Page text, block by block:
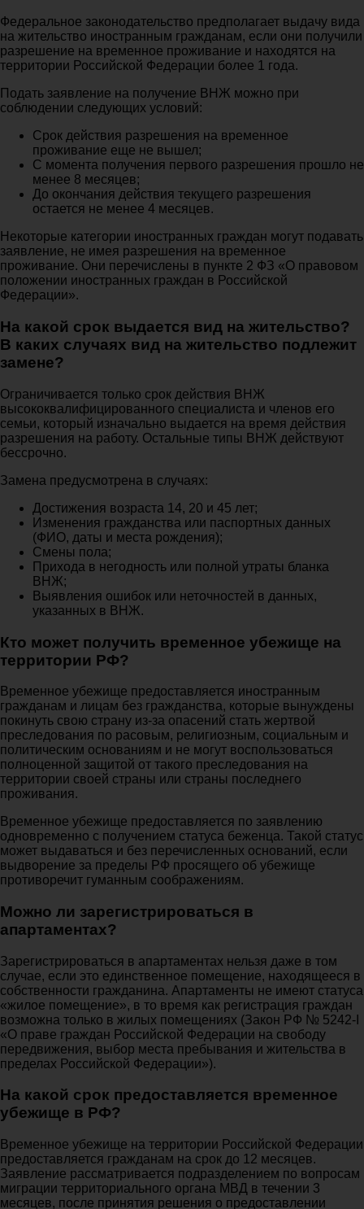
Федеральное законодательство предполагает выдачу вида
на жительство иностранным гражданам, если они получили
разрешение на временное проживание и находятся на
территории Российской Федерации более 1 года.
Подать заявление на получение ВНЖ можно при
соблюдении следующих условий:
Срок действия разрешения на временное
проживание еще не вышел;
С момента получения первого разрешения прошло не
менее 8 месяцев;
До окончания действия текущего разрешения
остается не менее 4 месяцев.
Некоторые категории иностранных граждан могут подавать
заявление, не имея разрешения на временное
проживание. Они перечислены в пункте 2 ФЗ «О правовом
положении иностранных граждан в Российской
Федерации».
На какой срок выдается вид на жительство?
В каких случаях вид на жительство подлежит
замене?
Ограничивается только срок действия ВНЖ
высококвалифицированного специалиста и членов его
семьи, который изначально выдается на время действия
разрешения на работу. Остальные типы ВНЖ действуют
бессрочно.
Замена предусмотрена в случаях:
Достижения возраста 14, 20 и 45 лет;
Изменения гражданства или паспортных данных
(ФИО, даты и места рождения);
Смены пола;
Прихода в негодность или полной утраты бланка
ВНЖ;
Выявления ошибок или неточностей в данных,
указанных в ВНЖ.
Кто может получить временное убежище на
территории РФ?
Временное убежище предоставляется иностранным
гражданам и лицам без гражданства, которые вынуждены
покинуть свою страну из-за опасений стать жертвой
преследования по расовым, религиозным, социальным и
политическим основаниям и не могут воспользоваться
полноценной защитой от такого преследования на
территории своей страны или страны последнего
проживания.
Временное убежище предоставляется по заявлению
одновременно с получением статуса беженца. Такой статус
может выдаваться и без перечисленных оснований, если
выдворение за пределы РФ просящего об убежище
противоречит гуманным соображениям.
Можно ли зарегистрироваться в
апартаментах?
Зарегистрироваться в апартаментах нельзя даже в том
случае, если это единственное помещение, находящееся в
собственности гражданина. Апартаменты не имеют статуса
«жилое помещение», в то время как регистрация граждан
возможна только в жилых помещениях (Закон РФ № 5242-I
«О праве граждан Российской Федерации на свободу
передвижения, выбор места пребывания и жительства в
пределах Российской Федерации»).
На какой срок предоставляется временное
убежище в РФ?
Временное убежище на территории Российской Федерации
предоставляется гражданам на срок до 12 месяцев.
Заявление рассматривается подразделением по вопросам
миграции территориального органа МВД в течении 3
месяцев, после принятия решения о предоставлении